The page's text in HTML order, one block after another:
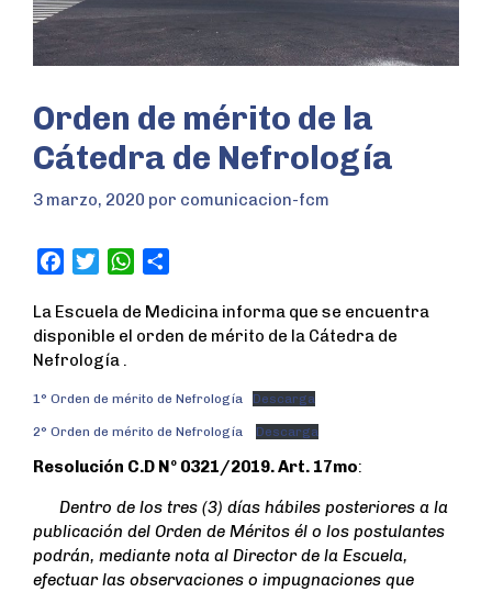
Orden de mérito de la
Cátedra de Nefrología
3 marzo, 2020 por comunicacion-fcm
c
e
b
o
i
t
t
e
W
a
t
A
a
r
La Escuela de Medicina informa que se encuentra
disponible el orden de mérito de la Cátedra de
Nefrología .
1° Orden de mérito de Nefrología Descarga
2° Orden de mérito de Nefrología Descarga
Resolución C.D Nº 0321/2019. Art. 17mo:
Dentro de los tres (3) días hábiles posteriores a la
publicación del Orden de Méritos él o los postulantes
podrán, mediante nota al Director de la Escuela,
efectuar las observaciones o impugnaciones que